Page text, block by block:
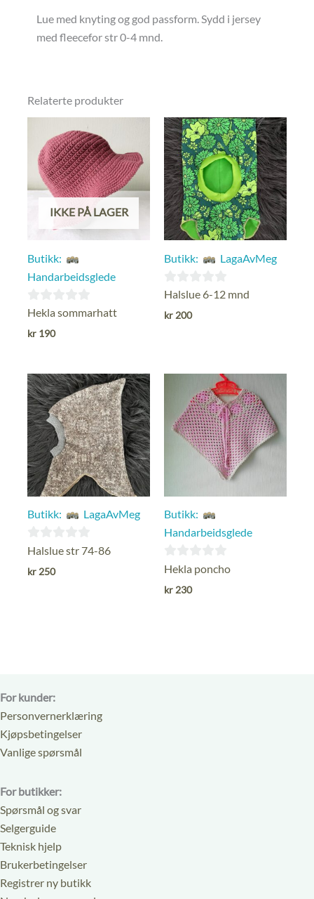
Lue med knyting og god passform. Sydd i jersey
med fleecefor str 0-4 mnd.
Relaterte produkter
IKKE PÅ LAGER
Butikk:
Handarbeidsglede
0
ut
Hekla sommarhatt
kr 190
Butikk: LagaAvMeg
0
ut
Halslue 6-12 mnd
kr 200
Butikk: LagaAvMeg
0
ut
Halslue str 74-86
kr 250
Butikk:
Handarbeidsglede
0
ut
Hekla poncho
kr 230
For kunder:
Personvernerklæring
Kjøpsbetingelser
Vanlige spørsmål
For butikker:
Spørsmål og svar
Selgerguide
Teknisk hjelp
Brukerbetingelser
Registrer ny butikk